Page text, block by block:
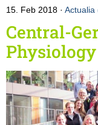
15. Feb 2018 Actualia
Central-